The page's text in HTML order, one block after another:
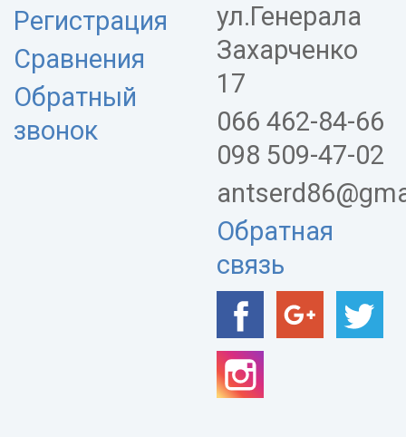
Регистрация
Сравнения
Обратный
звонок
ул.Генерала
Захарченко
17
066 462-84-66
098 509-47-02
Обратная
связь